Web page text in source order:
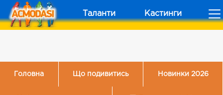
Таланти Кастинги
Головна Що подивитись Новинки 2026